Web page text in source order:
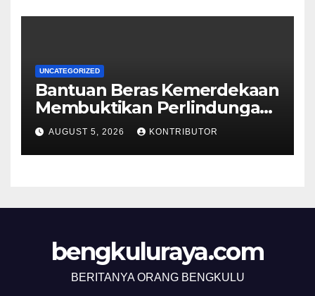
UNCATEGORIZED
Bantuan Beras Kemerdekaan
Membuktikan Perlindungan
Sosial Berjalan sampai ke
Rumah Rakyat
AUGUST 5, 2026 KONTRIBUTOR
bengkuluraya.com
BERITANYA ORANG BENGKULU